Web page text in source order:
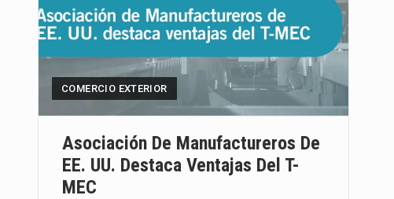
COMERCIO EXTERIOR
Asociación De Manufactureros De
EE. UU. Destaca Ventajas Del T-
MEC